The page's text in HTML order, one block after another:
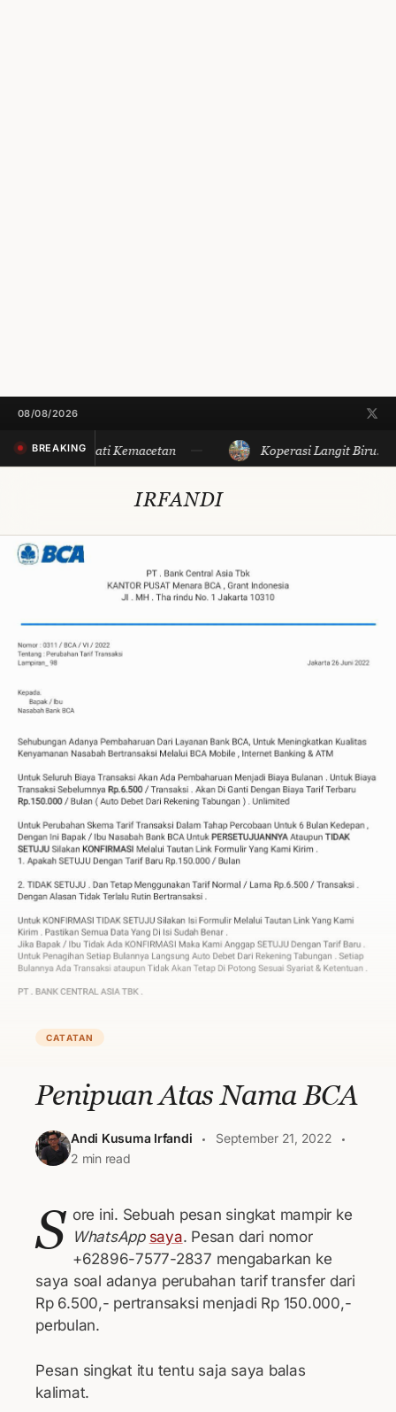
08/08/2026
BREAKING
Menikmati Kemacetan Koperasi Langit Biru:
IRFANDI
CATATAN
Penipuan Atas Nama BCA
Andi Kusuma Irfandi
September 21, 2022
2 min read
S ore ini. Sebuah pesan singkat mampir ke
WhatsApp saya. Pesan dari nomor
+62896-7577-2837 mengabarkan ke
saya soal adanya perubahan tarif transfer dari
Rp 6.500,- pertransaksi menjadi Rp 150.000,-
perbulan.
Pesan singkat itu tentu saja saya balas
kalimat.